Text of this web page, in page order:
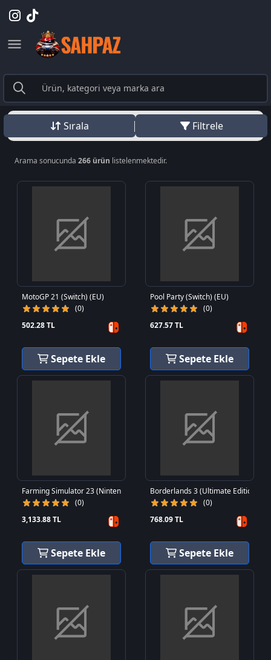
Sırala Filtrele
Arama sonucunda 266 ürün listelenmektedir.
MotoGP 21 (Switch) (EU)
(0)
502.28 TL
Sepete Ekle
Pool Party (Switch) (EU)
(0)
627.57 TL
Sepete Ekle
Farming Simulator 23 (Nintendo Switch) (EU)
(0)
3,133.88 TL
Sepete Ekle
Borderlands 3 (Ultimate Edition)
(0)
768.09 TL
Sepete Ekle